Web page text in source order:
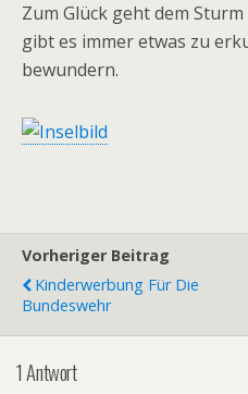
Zum Glück geht dem
gibt es immer etwas zu
bewundern.
Vorheriger Beitrag
Kinderwerbung Für Die
Bundeswehr
1 Antwort